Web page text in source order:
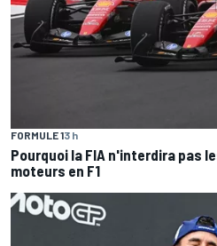
FORMULE 13 h
Pourquoi la FIA n'interdira pas
moteurs en F1